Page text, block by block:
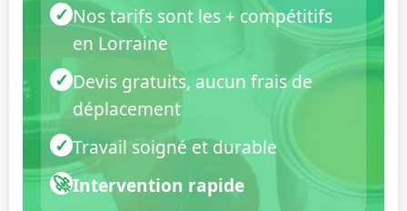
✓ Nos tarifs sont les + compétitifs
en Lorraine
✓ Devis gratuits, aucun frais de
déplacement
✓Travail soigné et durable
🚀Intervention rapide